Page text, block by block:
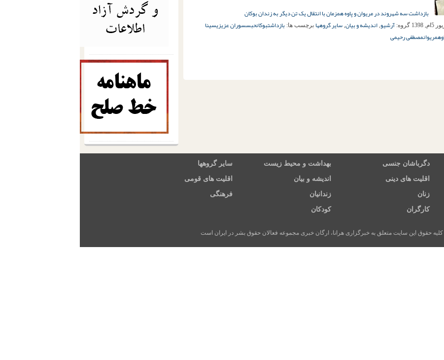
بازداشت سه شهروند در مریوان و پاوه همزمان با انتقال یک تن دیگر به زندان بوکان
1398 گروه: آرشیو, اندیشه و بیان, سایر گروهها برچسب ها: بازداشتبوکانحبسسوران عزیزیسینا
مریوانمصطفی رحیمی
دگرباشان جنسی بهداشت و محیط زیست سایر گروهها
اقلیت های دینی اندیشه و بیان اقلیت های قومی
زنان زندانیان فرهنگی
کارگران کودکان